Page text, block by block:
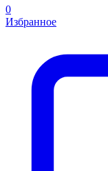
0
Избранное